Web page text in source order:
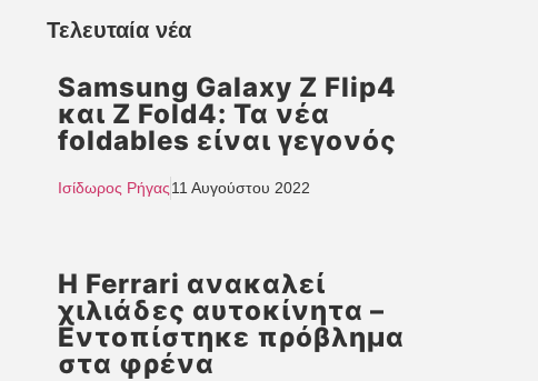
Τελευταία νέα
Samsung Galaxy Z Flip4
και Z Fold4: Τα νέα
foldables είναι γεγονός
Ισίδωρος Ρήγας11 Αυγούστου 2022
H Ferrari ανακαλεί
χιλιάδες αυτοκίνητα –
Εντοπίστηκε πρόβλημα
στα φρένα